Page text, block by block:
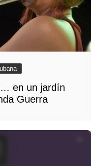
en un jardín
Guerra